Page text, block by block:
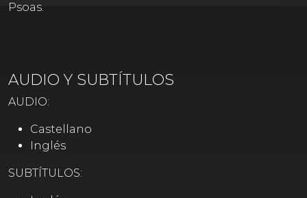
Psoas.
AUDIO Y SUBTÍTULOS
AUDIO:
Castellano
Inglés
SUBTÍTULOS: